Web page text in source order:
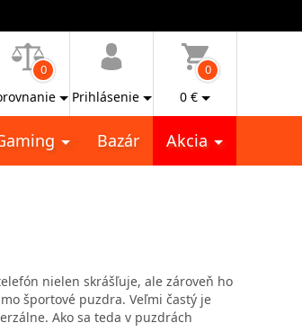
0
Prihlásenie
0
0 €
Bazár Akcia
nielen skrášľuje, ale zároveň ho
športové puzdra. Veľmi častý je
Ako sa teda v puzdrách